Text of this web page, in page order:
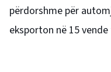
përdorshme për
eksporton në 15